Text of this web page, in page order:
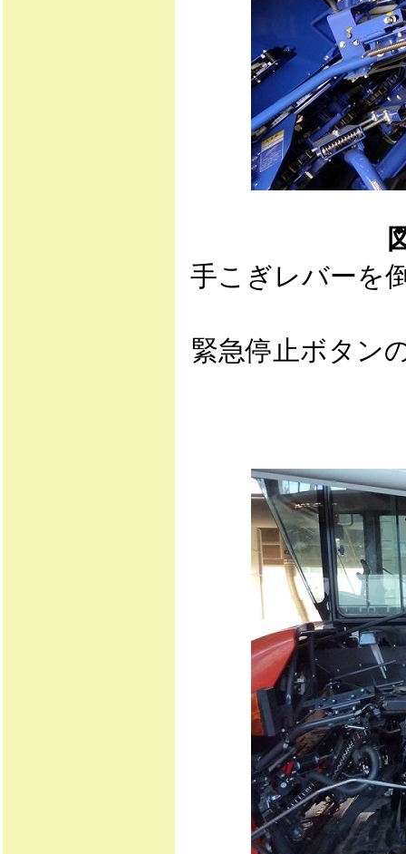
手こぎレバーを
緊急停止ボタン